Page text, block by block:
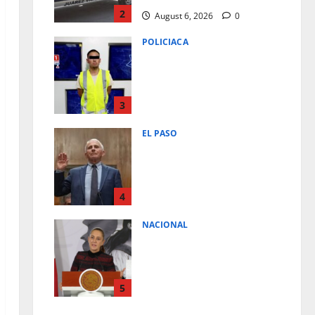
2 August 6, 2026 0
3
POLICIACA
August 6, 2026
4
EL PASO
August 6, 2026
5
NACIONAL